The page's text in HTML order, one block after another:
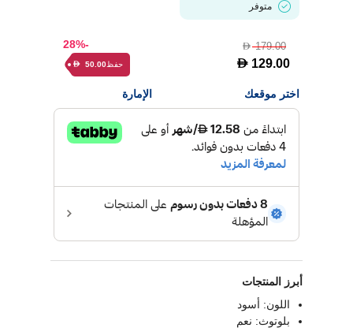
متوفر
D179.00
D 129.00
-28%
حفظ D 50.00
اختر موقعك الإمارة
أبرز المنتجات
اللون: أسود
بلوتوث: نعم